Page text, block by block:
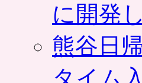
に開発
熊谷日
タイム